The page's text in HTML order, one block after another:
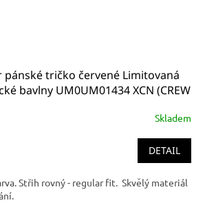
pánské tričko červené Limitovaná
bavlny UM0UM01434 XCN (CREW
Skladem
DETAIL
Střih rovný - regular fit. Skvělý materiál